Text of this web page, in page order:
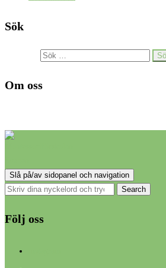
Sök
Om oss
Slå på/av sidopanel och navigation
Följ oss